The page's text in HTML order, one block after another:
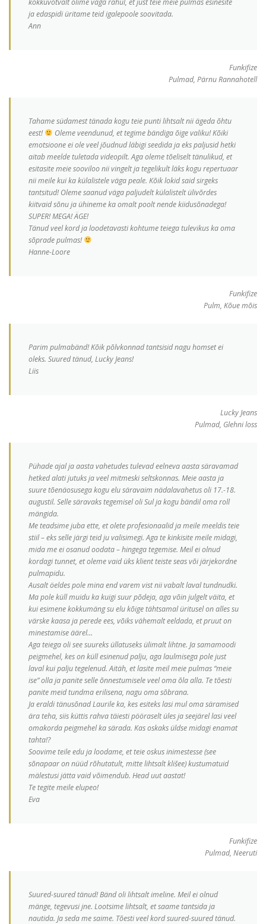
ja edaspidi üritame teid igalepoole soovitada.
Ann
Funkifize
Pulmad, Pärnu Rannahotell
Tahame südamest tänada kogu teie punti lihtsalt nii ägeda õhtu
eest!
Oleme veendunud, et tegime bändiga õige valiku! Kõiki
emotsioone ei ole veel jõudnud läbigi seedida ja eks paljusid hetki
aitab meelde tuletada videopilt. Aga oleme tõeliselt tänulikud, et
esitasite meie sooviloo nii vingelt ja tegelikult läks kogu repertuaar
nii meile kui ka külalistele väga peale. Kõik lokid said sirgeks
tantsitud! Oleme saanud väga paljudelt külalistelt ülivõrdes
kiitvaid sõnu ja ühineme ka omalt poolt nende kiidusõnadega!
SUPER! MEGA! ÄGE!
Tänud veel kord ja loodetavasti kohtume teiega tulevikus ka oma
sõprade pulmas!
Hanne-Loore
Funkifize
Pulm, Kõue mõis
Parim pulmabänd! Kõik põlvkonnad tantsisid nagu homset ei
oleks. Suured tänud, Lucky Jeans!
Liis
Lucky Jeans
Pulmad, Glehni loss
Pühade ajal ja aasta vahetudes tulevad eelneva aasta säravamad
hetked alati jutuks ja veel mitmeski seltskonnas. Meie aasta ja
suure tõenäosusega kogu elu säravaim nädalavahetus oli 17.-18.
augustil. Selle säravaks tegemisel oli Sul ja kogu bändil oma roll
mängida.
Me teadsime juba ette, et olete profesionaalid ja meile meeldis teie
stiil – eks selle järgi teid ju valisimegi. Aga te kinkisite meile midagi,
mida me ei osanud oodata – hingega tegemise. Meil ei olnud
kordagi tunnet, et oleme vaid üks klient teiste seas või järjekordne
pulmapidu.
Ausalt öeldes pole mina end varem vist nii vabalt laval tundnudki.
Ma pole küll muidu ka kuigi suur põdeja, aga võin julgelt väita, et
kui esimene kokkumäng su elu kõige tähtsamal üritusel on alles su
värske kaasa ja perede ees, võiks vähemalt eeldada, et pruut on
minestamise äärel…
Aga teiega oli see suureks üllatuseks ülimalt lihtne. Ja samamoodi
peigmehel, kes on küll esinenud palju, aga laulmisega pole just
laval kui palju tegelenud. Aitäh, et lasite meil meie pulmas “meie
ise” olla ja panite selle õnnestumisele veel oma õla alla. Te tõesti
panite meid tundma erilisena, nagu oma sõbrana.
Ja eraldi tänusõnad Laurile ka, kes esiteks lasi mul oma säramised
ära teha, siis küttis rahva täiesti pööraselt üles ja seejärel lasi veel
omakorda peigmehel ka särada. Kas oskaks üldse midagi enamat
tahta!?
Soovime teile edu ja loodame, et teie oskus inimestesse (see
sõnapaar on nüüd rõhutatult, mitte lihtsalt klišee) kustumatuid
mälestusi jätta vaid võimendub. Head uut aastat!
Te tegite meile elupeo!
Eva
Funkifize
Pulmad, Neeruti
Suured-suured tänud! Bänd oli lihtsalt imeline. Meil ei olnud
mänge, tegevusi jne. Lootsime lihtsalt, et saame tantsida ja
nautida. Ja seda me saime. Tõesti veel kord suured-suured tänud.